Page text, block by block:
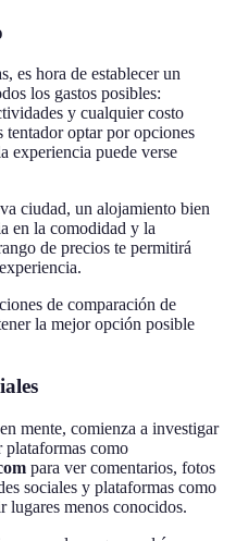
es hora de establecer un
los gastos posibles:
y cualquier costo
tentador optar por opciones
experiencia puede verse
ciudad, un alojamiento bien
en la comodidad y la
de precios te permitirá
de comparación de
la mejor opción posible
mente, comienza a investigar
plataformas como
para ver comentarios, fotos
sociales y plataformas como
lugares menos conocidos.